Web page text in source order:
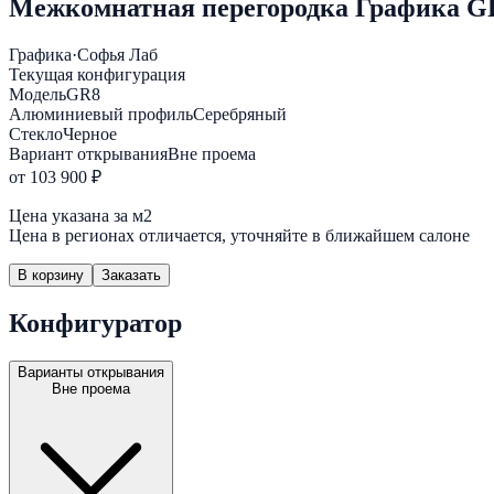
Межкомнатная перегородка Графика
Графика·Софья Лаб
Текущая конфигурация
МодельGR8
Алюминиевый профильСеребряный
СтеклоЧерное
Вариант открыванияВне проема
от 103 900 ₽
Цена указана за м2
Цена в регионах отличается, уточняйте в ближайшем салоне
В корзину Заказать
Конфигуратор
Варианты открывания
Вне проема